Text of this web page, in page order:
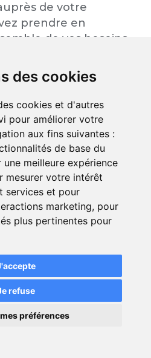
des cookies
cookies et d'autres
pour améliorer votre
aux fins suivantes :
de base du
meilleure expérience
mesurer votre intérêt
services et pour
marketing, pour
plus pertinentes pour
refuse
préférences
de votre
prendre en
de vos besoins
général en
lui l’ensemble de
pas avoir de
une chambre chez
pas obligatoire,
du locataire à son
impact sur le coût de